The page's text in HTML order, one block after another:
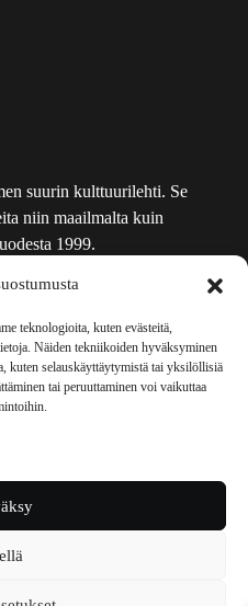
teknologioita, kuten evästeitä,
Näiden tekniikoiden hyväksyminen
kuten selauskäyttäytymistä tai yksilöllisiä
tai peruuttaminen voi vaikuttaa
suurin kulttuurilehti. Se
niin maailmalta kuin
1999.